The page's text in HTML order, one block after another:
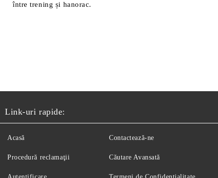
între trening și hanorac.
Link-uri rapide:
Acasă
Procedură reclamaţii
Contactează-ne
Căutare Avansată